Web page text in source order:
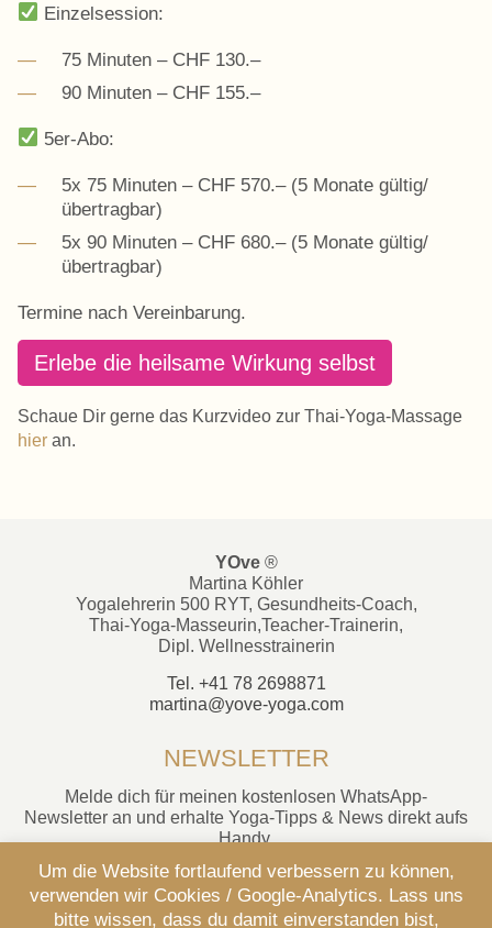
Einzelsession:
75 Minuten – CHF 130.–
90 Minuten – CHF 155.–
5er-Abo:
5x 75 Minuten – CHF 570.– (5 Monate gültig/
übertragbar)
5x 90 Minuten – CHF 680.– (5 Monate gültig/
übertragbar)
Termine nach Vereinbarung.
Erlebe die heilsame Wirkung selbst
Schaue Dir gerne das Kurzvideo zur Thai-Yoga-Massage
hier an.
Um die Website fortlaufend verbessern zu können,
verwenden wir Cookies / Google-Analytics. Lass uns
bitte wissen, dass du damit einverstanden bist,
YOve®
Martina Köhler
Yogalehrerin 500 RYT, Gesundheits-Coach,
Thai-Yoga-Masseurin,Teacher-Trainerin,
Dipl. Wellnesstrainerin
Tel. +41 78 2698871
martina@yove-yoga.com
NEWSLETTER
Melde dich für meinen kostenlosen WhatsApp-
Newsletter an und erhalte Yoga-Tipps & News direkt aufs
Handy.
Jetzt anmelden